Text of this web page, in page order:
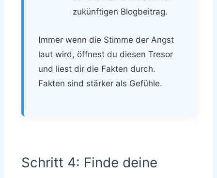
zukünftigen Blogbeitrag.
Immer wenn die Stimme der Angst
laut wird, öffnest du diesen Tresor
und liest dir die Fakten durch.
Fakten sind stärker als Gefühle.
Schritt 4: Finde deine